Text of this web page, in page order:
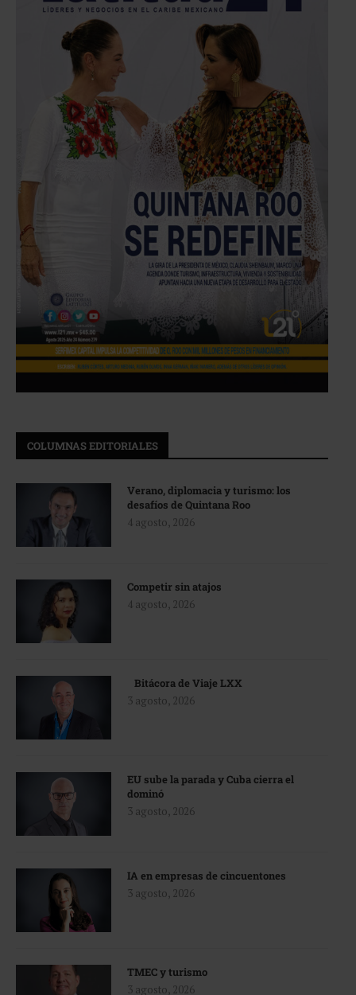
COLUMNAS EDITORIALES
Verano, diplomacia y turismo: los
desafíos de Quintana Roo
4 agosto, 2026
Competir sin atajos
4 agosto, 2026
Bitácora de Viaje LXX
3 agosto, 2026
EU sube la parada y Cuba cierra el
dominó
3 agosto, 2026
IA en empresas de cincuentones
3 agosto, 2026
TMEC y turismo
3 agosto, 2026